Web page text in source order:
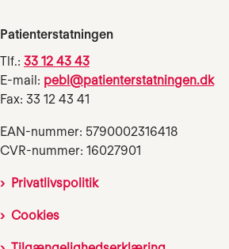
Patienterstatningen
Tlf.: 33 12 43 43
E-mail: pebl@patienterstatningen.dk
Fax: 33 12 43 41
EAN-nummer: 5790002316418
CVR-nummer: 16027901
Privatlivspolitik
Cookies